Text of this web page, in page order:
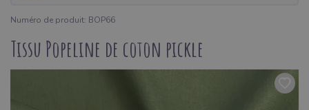
Numéro de produit: BOP66
Tissu Popeline de coton pickle